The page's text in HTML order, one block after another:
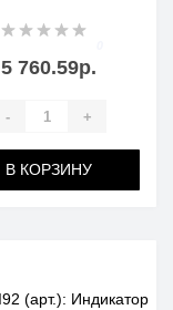
5 760.59р.
- +
В КОРЗИНУ